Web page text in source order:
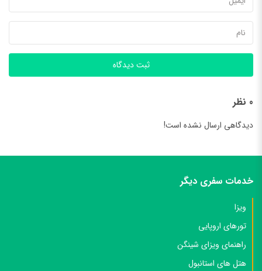
ثبت دیدگاه
0 نظر
دیدگاهی ارسال نشده است!
خدمات سفری دیگر
ویزا
تورهای اروپایی
راهنمای ویزای شینگن
هتل های استانبول